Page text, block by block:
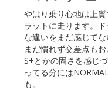
やはり乗り心地は上
ラットに走ります。
な違いをまだ感じて
まだ慣れず交差点も
S+とかの固さを感じ
ってる分には
も。